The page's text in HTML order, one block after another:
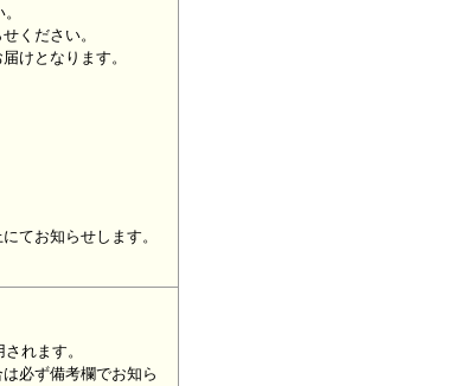
ください。
けとなります。
てお知らせします。
れます。
必ず備考欄でお知ら